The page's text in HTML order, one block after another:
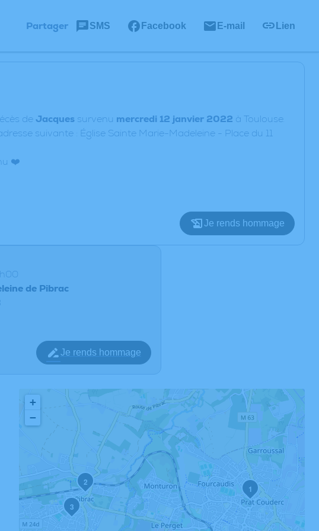
Partager SMS Facebook E-mail Lien
de Jacques survenu mercredi 12 janvier 2022 à Toulouse.
suivante : Église Sainte Marie-Madeleine - Place du 11
❤️
Je rends hommage
de Pibrac
Je rends hommage
1
2
3
+
−